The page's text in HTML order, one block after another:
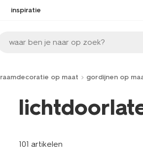
inspiratie
waar ben je naar op zoek?
raamdecoratie op maat gordijnen op
101 artikelen